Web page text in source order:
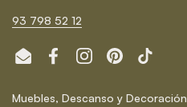
93 798 52 12
Email FacebookInstagramPinterestTikTok
Muebles, Descanso y Decoración